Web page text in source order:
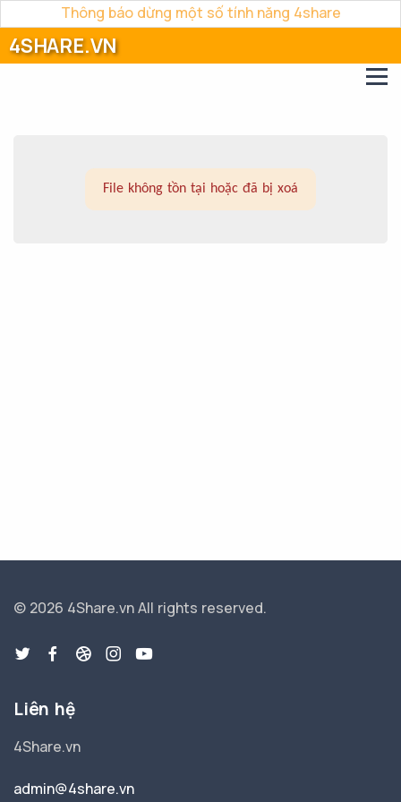
Thông báo dừng một số tính năng 4share
4SHARE.VN
File không tồn tại hoặc đã bị xoá
© 2026 4Share.vnAll rights reserved.
Liên hệ
4Share.vn
admin@4share.vn